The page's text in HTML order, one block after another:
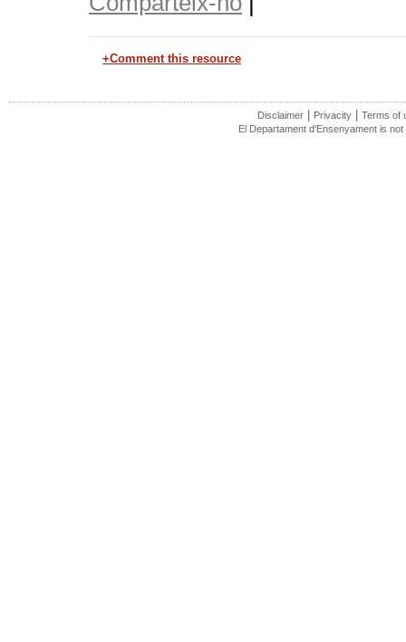
+Comment this resource
Disclaimer | Privacity | Terms of
El Departament d'Ensenyament is